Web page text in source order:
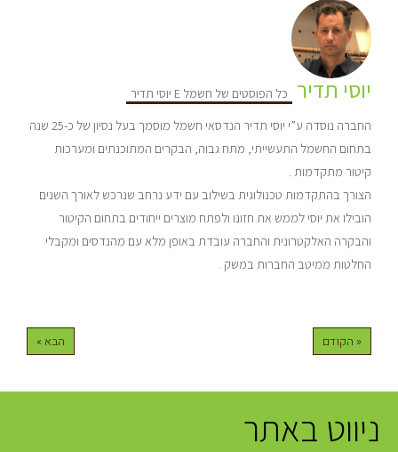
יוסי תדיר כל הפוסטים של חשמל E יוסי תדיר
החברה נוסדה ע”י יוסי תדיר הנדסאי חשמל מוסמך בעל נסיון של כ-25 שנה
בתחום החשמל התעשייתי, מתח גבוה, הבקרים המתוכנתים ומערכות
קיטור מתקדמות .
הצורך בהתקדמות טכנולוגית בשילוב עם ידע נרחב שנרכש לאורך השנים
הובילו את יוסי לממש את חזונו ולפתח מוצרים ייחודים בתחום הקיטור
והבקרה האלקטרונית והחברה עובדת באופן מלא עם מהנדסים ומקבלי
החלטות ממיטב החברות במשק .
« הקודם הבא »
ניווט באתר